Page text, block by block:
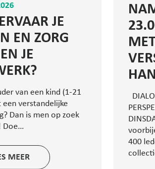
JE
EN ZORG
JE
van een kind (1-21
een verstandelijke
Dan is men op zoek
Doe…
MEER
400